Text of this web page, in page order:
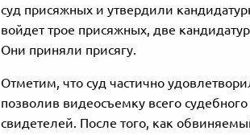
суд присяжных и утвердили
войдет трое присяжных, две
Они приняли присягу.
Отметим, что суд частично
позволив видеосъемку всего
свидетелей. После того, как